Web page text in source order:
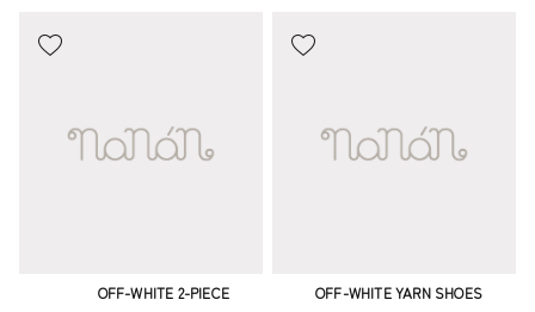
OFF-WHITE YARN SHOES
OFF-WHITE 2-PIECE